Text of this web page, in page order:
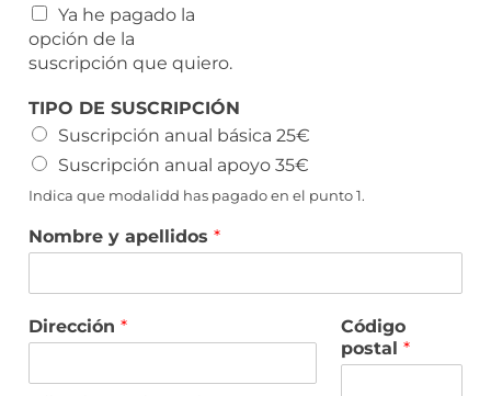
Ya he pagado la
opción de la
suscripción que quiero.
TIPO DE SUSCRIPCIÓN
Suscripción anual básica 25€
Suscripción anual apoyo 35€
Indica que modalidd has pagado en el punto 1.
Nombre y apellidos *
Dirección *
Código
postal*